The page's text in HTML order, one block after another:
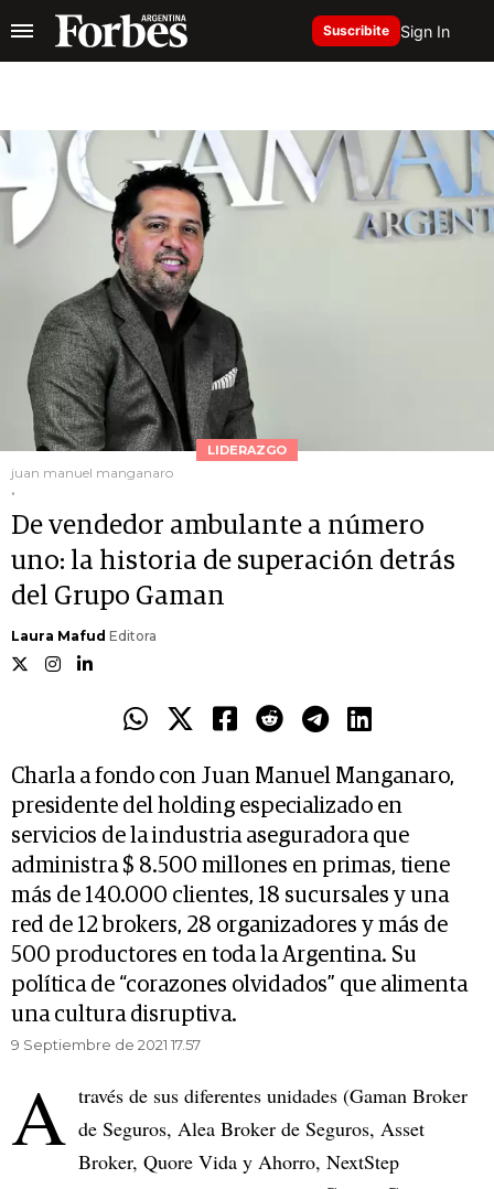
Suscribite Sign In
LIDERAZGO
juan manuel manganaro
.
De vendedor ambulante a número
uno: la historia de superación detrás
del Grupo Gaman
Laura Mafud Editora
Charla a fondo con Juan Manuel Manganaro,
presidente del holding especializado en
servicios de la industria aseguradora que
administra $ 8.500 millones en primas, tiene
más de 140.000 clientes, 18 sucursales y una
red de 12 brokers, 28 organizadores y más de
500 productores en toda la Argentina. Su
política de “corazones olvidados” que alimenta
una cultura disruptiva.
9 Septiembre de 2021 17.57
A través de sus diferentes unidades (Gaman Broker
de Seguros, Alea Broker de Seguros, Asset
Broker, Quore Vida y Ahorro, NextStep